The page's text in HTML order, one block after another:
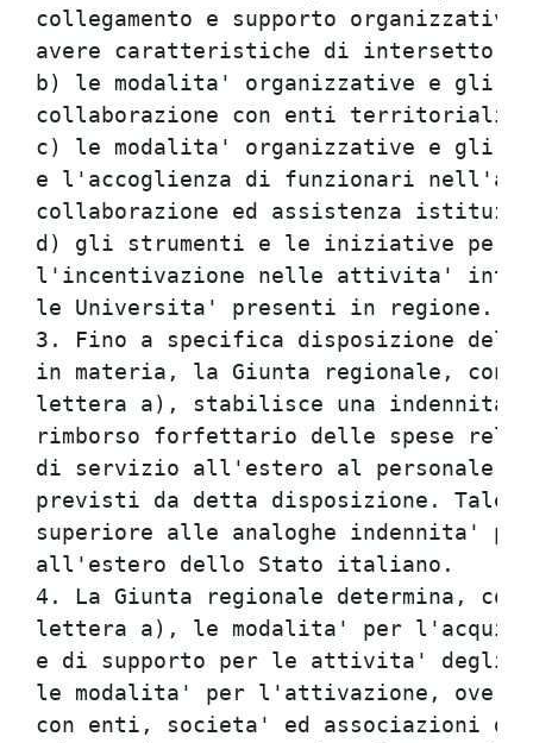
collegamento e supporto
avere
b) le modalita'
collaborazione con enti
c) le modalita' organizzative
e l'accoglienza di
collaborazione ed
d) gli strumenti e le
l'incentivazione nelle attivita'
le Universita'
3. Fino a specifica
in materia, la Giunta
lettera a), stabilisce una
rimborso forfettario delle
di servizio all'estero al
previsti da detta
superiore alle analoghe
all'estero
4. La Giunta regionale
lettera a), le modalita' per
e di supporto per le attivita'
le modalita' per l'attivazione,
con enti, societa' ed